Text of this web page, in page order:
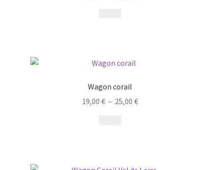
Wagon corail
19,00 € – 25,00 €